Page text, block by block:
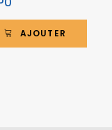
AJOUTER